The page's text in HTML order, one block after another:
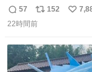
返
信
57
リ
ポ
ト
数
152
い
数
22時間前